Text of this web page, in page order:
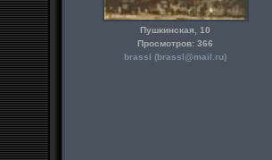
Пушкинская, 10
Просмотров: 366
brassl (brassl@mail.ru)